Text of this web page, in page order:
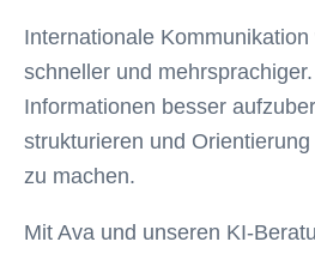
Internationale
schneller und
Informationen besser
strukturieren und
zu machen.
Mit Ava und unseren KI-